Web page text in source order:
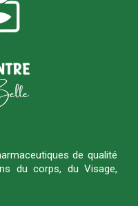
de qualité
du corps, du Visage,